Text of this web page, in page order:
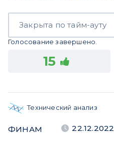
Закрыта по тайм-ауту
Голосование завершено.
15
Технический анализ
ФИНАМ 22.12.2022